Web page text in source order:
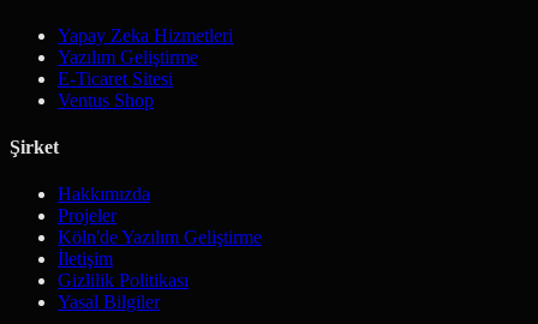
Yapay Zeka Hizmetleri
Yazılım Geliştirme
E-Ticaret Sitesi
Ventus Shop
Şirket
Hakkımızda
Projeler
Köln'de Yazılım Geliştirme
İletişim
Gizlilik Politikası
Yasal Bilgiler